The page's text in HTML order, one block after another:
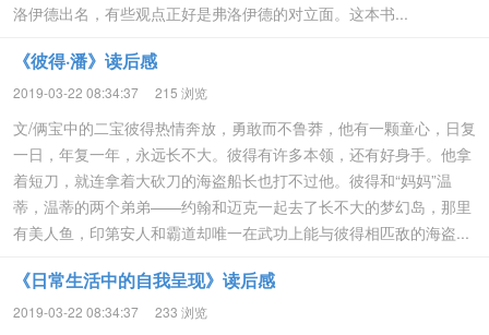
洛伊德出名，有些观点正好是弗洛伊德的对立面。这本书...
《彼得·潘》读后感
2019-03-22 08:34:37 215 浏览
文/俩宝中的二宝彼得热情奔放，勇敢而不鲁莽，他有一颗童心，日复
一日，年复一年，永远长不大。彼得有许多本领，还有好身手。他拿
着短刀，就连拿着大砍刀的海盗船长也打不过他。彼得和“妈妈”温
蒂，温蒂的两个弟弟——约翰和迈克一起去了长不大的梦幻岛，那里
有美人鱼，印第安人和霸道却唯一在武功上能与彼得相匹敌的海盗...
《日常生活中的自我呈现》读后感
2019-03-22 08:34:37 233 浏览